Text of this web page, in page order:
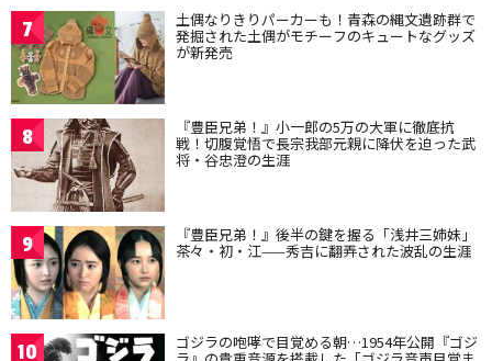
7 土偶なりきりパーカーも！青森の縄文遺跡群で
発掘された土偶がモチーフのキュートなグッズ
が新発売
8 『豊臣兄弟！』小一郎の5万の大軍に徹底抗
戦！切腹覚悟で長宗我部元親に降伏を迫った武
将・谷忠澄の生涯
9 『豊臣兄弟！』後半の鍵を握る「浅井三姉妹」
茶々・初・江——秀吉に翻弄された波乱の生涯
10 ゴジラの咆哮で目覚める朝…1954年公開『ゴジ